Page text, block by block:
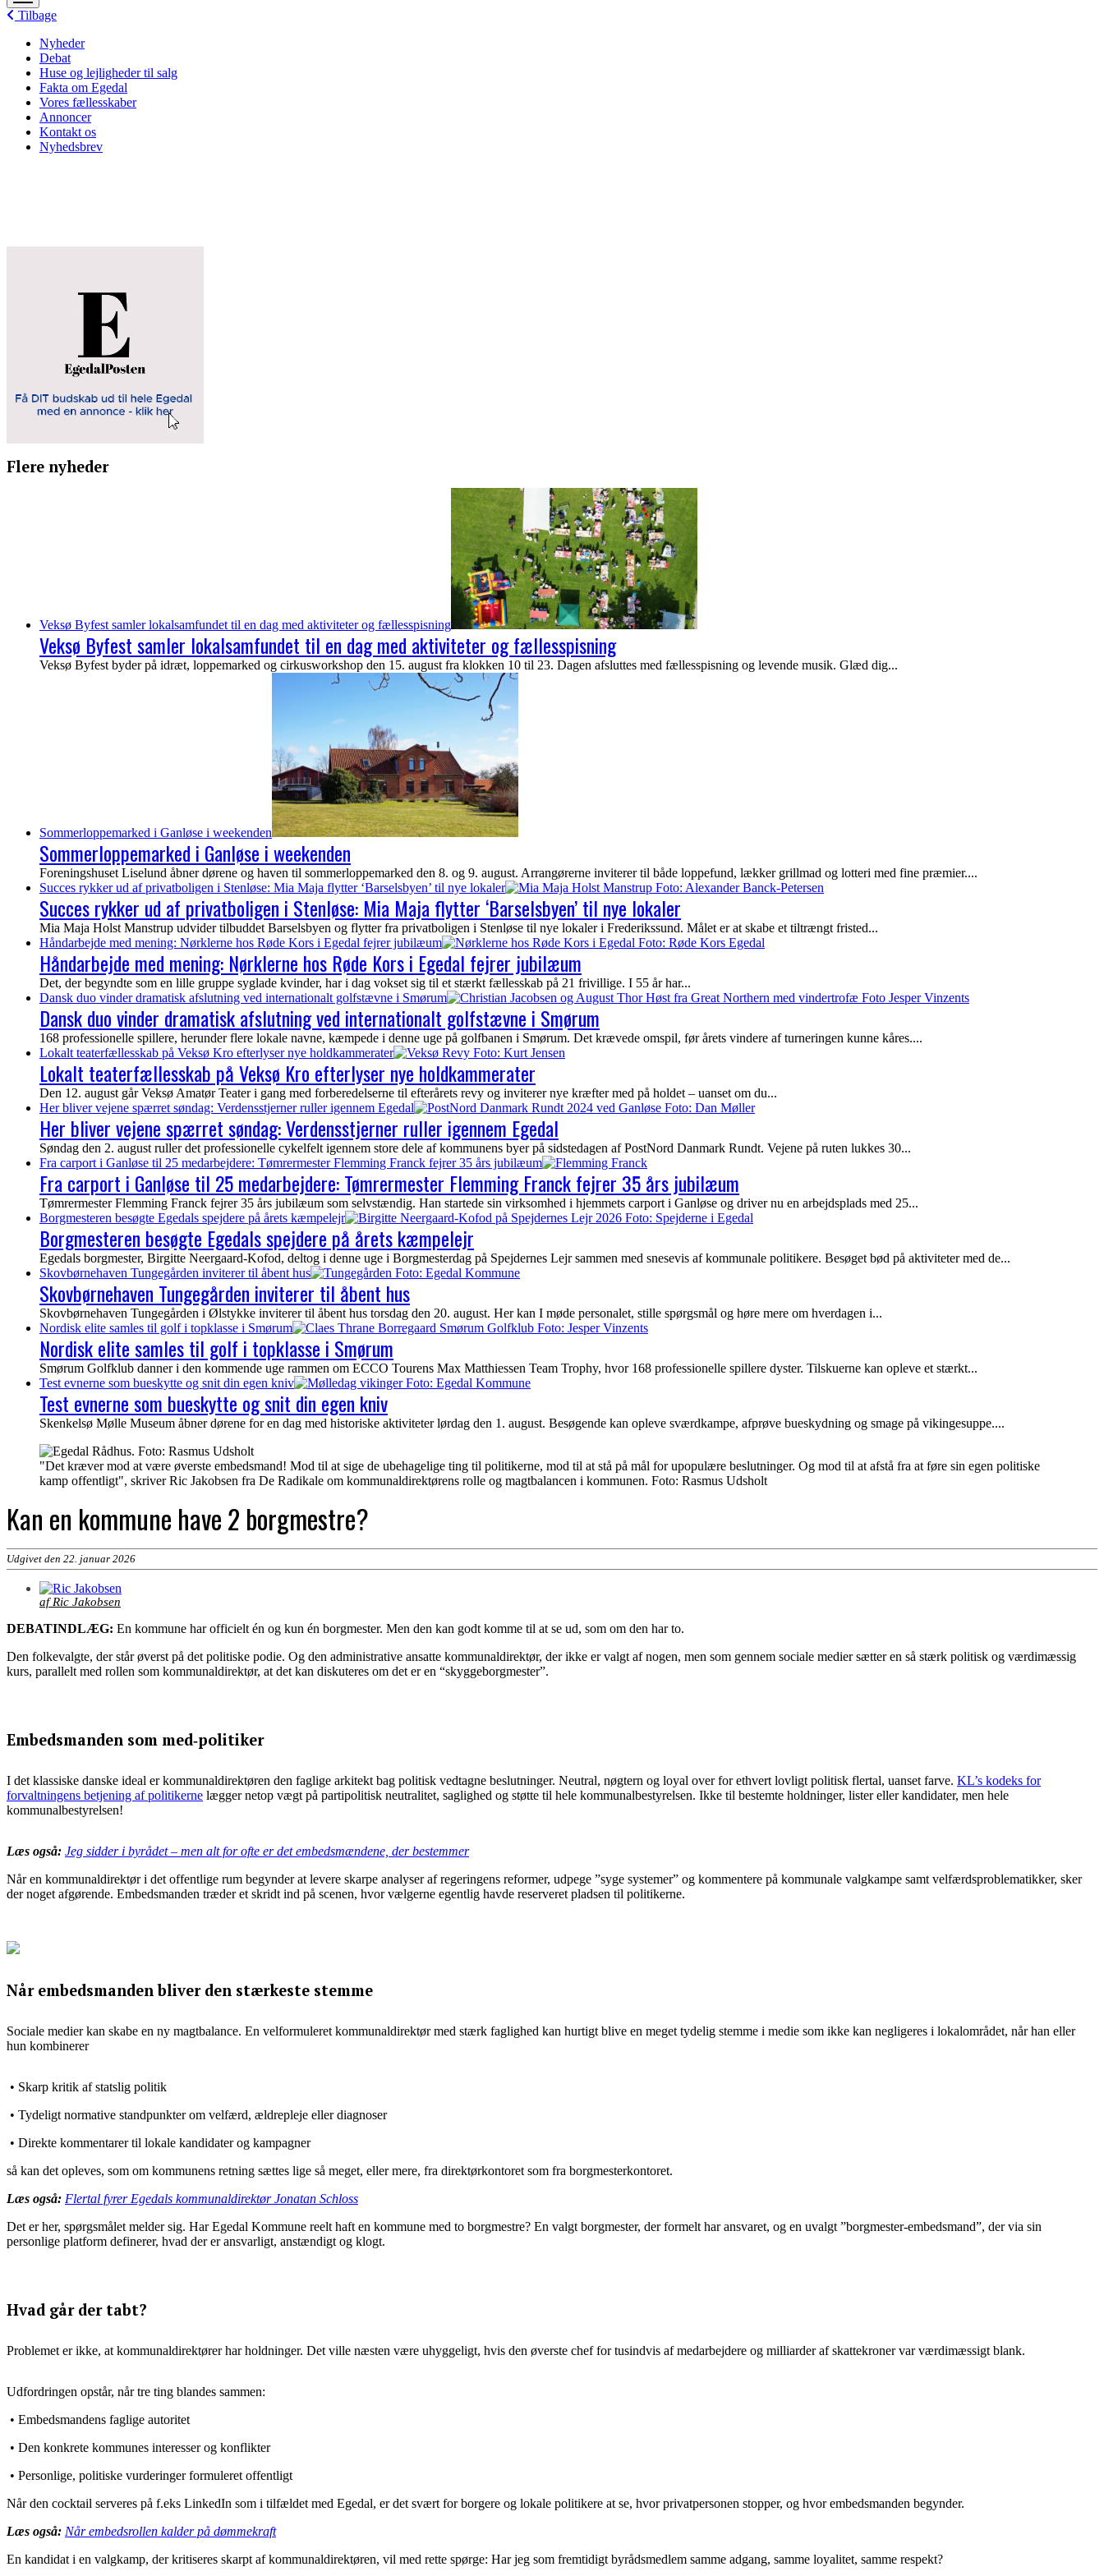
menu
Tilbage
Nyheder
Debat
Huse og lejligheder til salg
Fakta om Egedal
Vores fællesskaber
Annoncer
Kontakt os
Nyhedsbrev
Flere nyheder
Veksø Byfest samler lokalsamfundet til en dag med aktiviteter og fællesspisning
Veksø Byfest samler lokalsamfundet til en dag med aktiviteter og fællesspisning
Veksø Byfest byder på idræt, loppemarked og cirkusworkshop den 15. august fra klokken 10 til 23. Dagen afsluttes med fællesspisning og levende musik. Glæd dig...
Sommerloppemarked i Ganløse i weekenden
Sommerloppemarked i Ganløse i weekenden
Foreningshuset Liselund åbner dørene og haven til sommerloppemarked den 8. og 9. august. Arrangørerne inviterer til både loppefund, lækker grillmad og lotteri med fine præmier....
Succes rykker ud af privatboligen i Stenløse: Mia Maja flytter ‘Barselsbyen’ til nye lokaler
Succes rykker ud af privatboligen i Stenløse: Mia Maja flytter ‘Barselsbyen’ til nye lokaler
Mia Maja Holst Manstrup udvider tilbuddet Barselsbyen og flytter fra privatboligen i Stenløse til nye lokaler i Frederikssund. Målet er at skabe et tiltrængt fristed...
Håndarbejde med mening: Nørklerne hos Røde Kors i Egedal fejrer jubilæum
Håndarbejde med mening: Nørklerne hos Røde Kors i Egedal fejrer jubilæum
Det, der begyndte som en lille gruppe syglade kvinder, har i dag vokset sig til et stærkt fællesskab på 21 frivillige. I 55 år har...
Dansk duo vinder dramatisk afslutning ved internationalt golfstævne i Smørum
Dansk duo vinder dramatisk afslutning ved internationalt golfstævne i Smørum
168 professionelle spillere, herunder flere lokale navne, kæmpede i denne uge på golfbanen i Smørum. Det krævede omspil, før årets vindere af turneringen kunne kåres....
Lokalt teaterfællesskab på Veksø Kro efterlyser nye holdkammerater
Lokalt teaterfællesskab på Veksø Kro efterlyser nye holdkammerater
Den 12. august går Veksø Amatør Teater i gang med forberedelserne til efterårets revy og inviterer nye kræfter med på holdet – uanset om du...
Her bliver vejene spærret søndag: Verdensstjerner ruller igennem Egedal
Her bliver vejene spærret søndag: Verdensstjerner ruller igennem Egedal
Søndag den 2. august ruller det professionelle cykelfelt igennem store dele af kommunens byer på sidstedagen af PostNord Danmark Rundt. Vejene på ruten lukkes 30...
Fra carport i Ganløse til 25 medarbejdere: Tømrermester Flemming Franck fejrer 35 års jubilæum
Fra carport i Ganløse til 25 medarbejdere: Tømrermester Flemming Franck fejrer 35 års jubilæum
Tømrermester Flemming Franck fejrer 35 års jubilæum som selvstændig. Han startede sin virksomhed i hjemmets carport i Ganløse og driver nu en arbejdsplads med 25...
Borgmesteren besøgte Egedals spejdere på årets kæmpelejr
Borgmesteren besøgte Egedals spejdere på årets kæmpelejr
Egedals borgmester, Birgitte Neergaard-Kofod, deltog i denne uge i Borgmesterdag på Spejdernes Lejr sammen med snesevis af kommunale politikere. Besøget bød på aktiviteter med de...
Skovbørnehaven Tungegården inviterer til åbent hus
Skovbørnehaven Tungegården inviterer til åbent hus
Skovbørnehaven Tungegården i Ølstykke inviterer til åbent hus torsdag den 20. august. Her kan I møde personalet, stille spørgsmål og høre mere om hverdagen i...
Nordisk elite samles til golf i topklasse i Smørum
Nordisk elite samles til golf i topklasse i Smørum
Smørum Golfklub danner i den kommende uge rammen om ECCO Tourens Max Matthiessen Team Trophy, hvor 168 professionelle spillere dyster. Tilskuerne kan opleve et stærkt...
Test evnerne som bueskytte og snit din egen kniv
Test evnerne som bueskytte og snit din egen kniv
Skenkelsø Mølle Museum åbner dørene for en dag med historiske aktiviteter lørdag den 1. august. Besøgende kan opleve sværdkampe, afprøve bueskydning og smage på vikingesuppe....
"Det kræver mod at være øverste embedsmand! Mod til at sige de ubehagelige ting til politikerne, mod til at stå på mål for upopulære beslutninger. Og mod til at afstå fra at føre sin egen politiske
kamp offentligt", skriver Ric Jakobsen fra De Radikale om kommunaldirektørens rolle og magtbalancen i kommunen. Foto: Rasmus Udsholt
Kan en kommune have 2 borgmestre?
Udgivet den 22. januar 2026
af Ric Jakobsen
DEBATINDLÆG: En kommune har officielt én og kun én borgmester. Men den kan godt komme til at se ud, som om den har to.
Den folkevalgte, der står øverst på det politiske podie. Og den administrative ansatte kommunaldirektør, der ikke er valgt af nogen, men som gennem sociale medier sætter en så stærk politisk og værdimæssig
kurs, parallelt med rollen som kommunaldirektør, at det kan diskuteres om det er en “skyggeborgmester”.
Embedsmanden som med‑politiker
I det klassiske danske ideal er kommunaldirektøren den faglige arkitekt bag politisk vedtagne beslutninger. Neutral, nøgtern og loyal over for ethvert lovligt politisk flertal, uanset farve. KL’s kodeks for
forvaltningens betjening af politikerne lægger netop vægt på partipolitisk neutralitet, saglighed og støtte til hele kommunalbestyrelsen. Ikke til bestemte holdninger, lister eller kandidater, men hele
kommunalbestyrelsen!
Læs også: Jeg sidder i byrådet – men alt for ofte er det embedsmændene, der bestemmer
Når en kommunaldirektør i det offentlige rum begynder at levere skarpe analyser af regeringens reformer, udpege ”syge systemer” og kommentere på kommunale valgkampe samt velfærdsproblematikker, sker
der noget afgørende. Embedsmanden træder et skridt ind på scenen, hvor vælgerne egentlig havde reserveret pladsen til politikerne.
Når embedsmanden bliver den stærkeste stemme
Sociale medier kan skabe en ny magtbalance. En velformuleret kommunaldirektør med stærk faglighed kan hurtigt blive en meget tydelig stemme i medie som ikke kan negligeres i lokalområdet, når han eller
hun kombinerer
• Skarp kritik af statslig politik
• Tydeligt normative standpunkter om velfærd, ældrepleje eller diagnoser
• Direkte kommentarer til lokale kandidater og kampagner
så kan det opleves, som om kommunens retning sættes lige så meget, eller mere, fra direktørkontoret som fra borgmesterkontoret.
Læs også: Flertal fyrer Egedals kommunaldirektør Jonatan Schloss
Det er her, spørgsmålet melder sig. Har Egedal Kommune reelt haft en kommune med to borgmestre? En valgt borgmester, der formelt har ansvaret, og en uvalgt ”borgmester‑embedsmand”, der via sin
personlige platform definerer, hvad der er ansvarligt, anstændigt og klogt.
Hvad går der tabt?
Problemet er ikke, at kommunaldirektører har holdninger. Det ville næsten være uhyggeligt, hvis den øverste chef for tusindvis af medarbejdere og milliarder af skattekroner var værdimæssigt blank.
Udfordringen opstår, når tre ting blandes sammen:
• Embedsmandens faglige autoritet
• Den konkrete kommunes interesser og konflikter
• Personlige, politiske vurderinger formuleret offentligt
Når den cocktail serveres på f.eks LinkedIn som i tilfældet med Egedal, er det svært for borgere og lokale politikere at se, hvor privatpersonen stopper, og hvor embedsmanden begynder.
Læs også: Når embedsrollen kalder på dømmekraft
En kandidat i en valgkamp, der kritiseres skarpt af kommunaldirektøren, vil med rette spørge: Har jeg som fremtidigt byrådsmedlem samme adgang, samme loyalitet, samme respekt?